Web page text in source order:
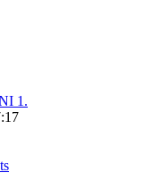
1.